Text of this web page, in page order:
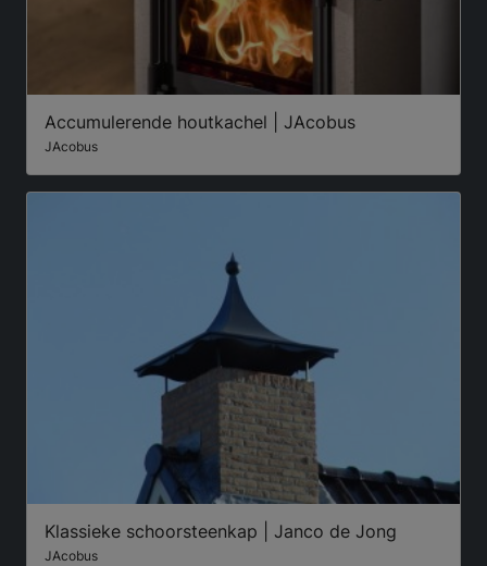
Accumulerende houtkachel | JAcobus
JAcobus
Klassieke schoorsteenkap | Janco de Jong
JAcobus